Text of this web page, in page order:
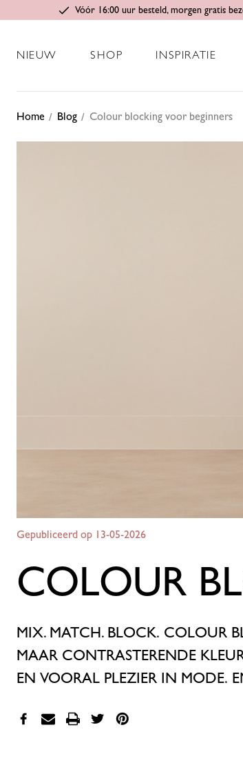
Vóór 16:00 uur besteld, morgen gratis
NIEUW SHOP INSPIRATIE
Home Blog Colour blocking voor beginners
Gepubliceerd op 13-05-2026
COLOUR
MIX. MATCH. BLOCK. COLOUR
MAAR CONTRASTERENDE KLEUR
EN VOORAL PLEZIER IN MODE.